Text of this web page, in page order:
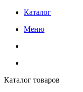
Каталог
Меню
Каталог товаров